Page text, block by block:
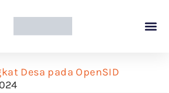
Desa pada OpenSID